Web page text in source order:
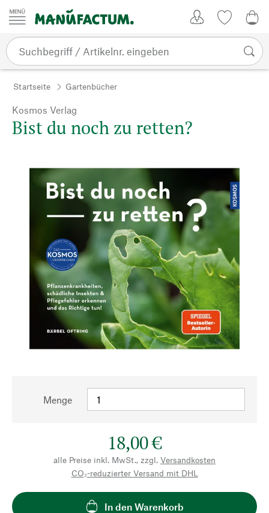
Zum Inhalt springen
Startseite Gartenbücher
Kosmos Verlag
Bist du noch zu retten?
Menge
18,00 €
alle Preise inkl. MwSt., zzgl. Versandkosten
CO₂-reduzierter Versand mit DHL
In den Warenkorb